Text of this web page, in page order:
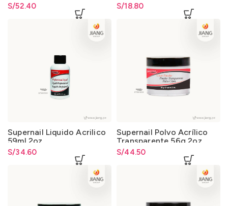
S/52.40 S/18.80
Supernail Liquido Acrilico
59ml 2oz
S/34.60
Supernail Polvo Acrílico
Transparente 56g 2oz
S/44.50